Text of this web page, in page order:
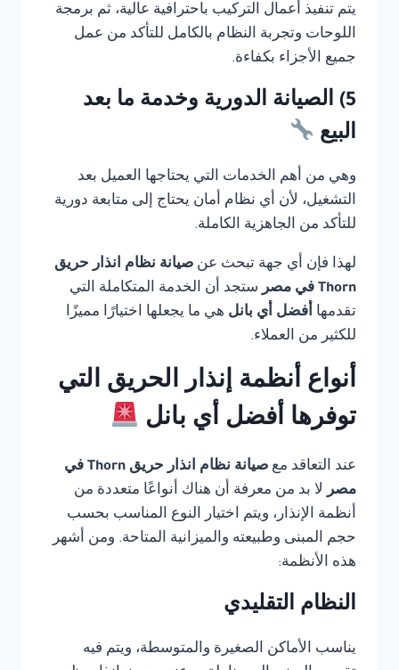
يتم تنفيذ أعمال التركيب باحترافية عالية، ثم برمجة
اللوحات وتجربة النظام بالكامل للتأكد من عمل
جميع الأجزاء بكفاءة.
5) الصيانة الدورية وخدمة ما بعد
البيع
وهي من أهم الخدمات التي يحتاجها العميل بعد
التشغيل، لأن أي نظام أمان يحتاج إلى متابعة دورية
للتأكد من الجاهزية الكاملة.
لهذا فإن أي جهة تبحث عن صيانة نظام انذار حريق
Thorn في مصر
ستجد أن الخدمة المتكاملة التي
تقدمها أفضل أي بانل هي ما يجعلها اختيارًا مميزًا
للكثير من العملاء.
أنواع أنظمة إنذار الحريق التي
توفرها أفضل أي بانل
عند التعاقد مع
صيانة نظام انذار حريق Thorn في
مصر لا بد من معرفة أن هناك أنواعًا متعددة من
أنظمة الإنذار، ويتم اختيار النوع المناسب بحسب
حجم المبنى وطبيعته والميزانية المتاحة. ومن أشهر
هذه الأنظمة:
النظام التقليدي
يناسب الأماكن الصغيرة والمتوسطة، ويتم فيه